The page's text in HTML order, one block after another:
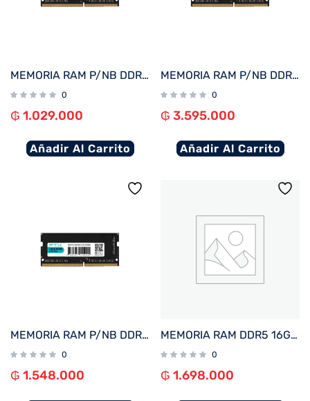
MEMORIA RAM P/NB DDR5 8GB 5600 FTX 115069
0
₲ 1.029.000
Añadir Al Carrito
MEMORIA RAM P/NB DDR5 32GB 5200 FTX 115052
0
₲ 3.595.000
Añadir Al Carrito
MEMORIA RAM P/NB DDR5 16GB 5200 FTX 115045
0
₲ 1.548.000
MEMORIA RAM DDR5 16GB 6000 FTX 115021
0
₲ 1.698.000